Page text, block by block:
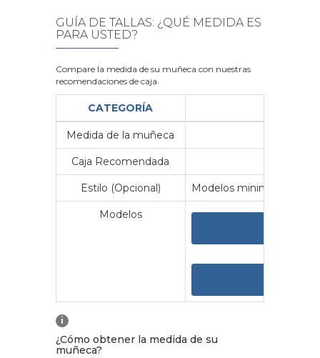
GUÍA DE TALLAS: ¿QUÉ MEDIDA ES
PARA USTED?
Compare la medida de su muñeca con nuestras
recomendaciones de caja.
CATEGORÍA
Medida de la muñeca
Caja Recomendada
Estilo (Opcional) Modelos minimalistas y
Modelos
i
¿Cómo obtener la medida de su
muñeca?